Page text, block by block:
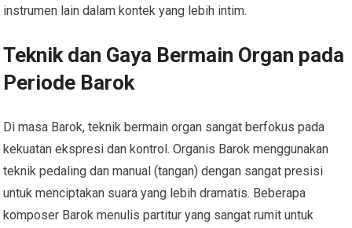
instrumen lain dalam kontek yang lebih intim.
Teknik dan Gaya Bermain Organ pada
Periode Barok
Di masa Barok, teknik bermain organ sangat berfokus pada
kekuatan ekspresi dan kontrol. Organis Barok menggunakan
teknik pedaling dan manual (tangan) dengan sangat presisi
untuk menciptakan suara yang lebih dramatis. Beberapa
komposer Barok menulis partitur yang sangat rumit untuk